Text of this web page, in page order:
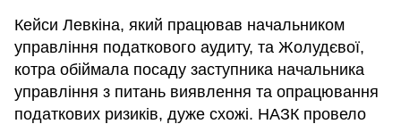
Кейси Левкіна, який працював начальником
управління податкового аудиту, та Жолудєвої,
котра обіймала посаду заступника начальника
управління з питань виявлення та опрацювання
податкових ризиків, дуже схожі. НАЗК провело